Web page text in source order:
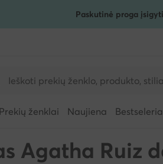
TURINIOPaskutinė proga
Prekių ženklai Naujiena
Agatha Ruiz